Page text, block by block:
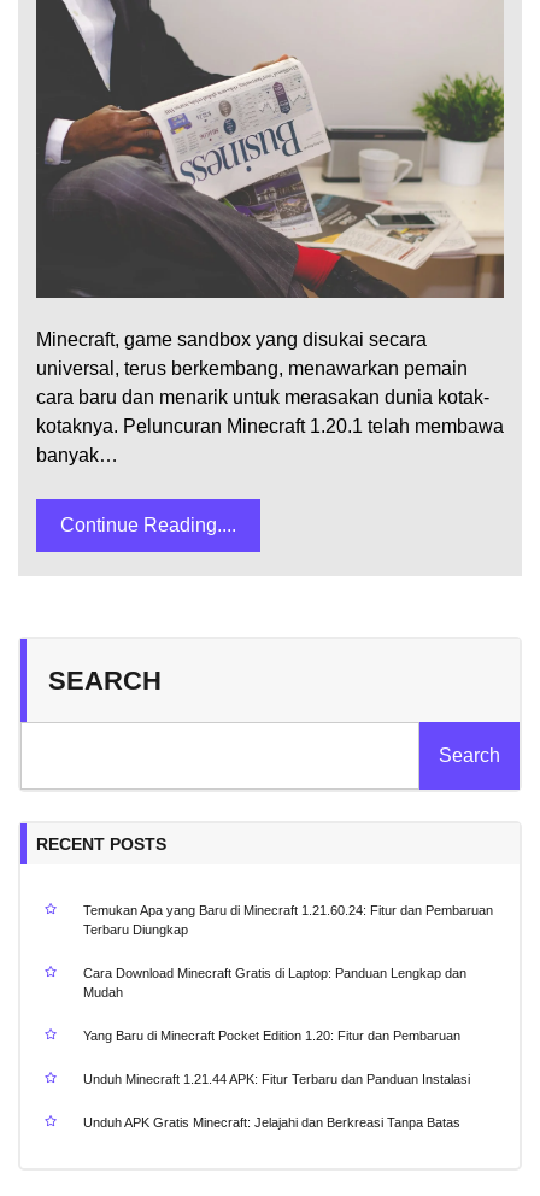
Minecraft, game sandbox yang disukai secara
universal, terus berkembang, menawarkan pemain
cara baru dan menarik untuk merasakan dunia kotak-
kotaknya. Peluncuran Minecraft 1.20.1 telah membawa
banyak…
Continue Reading....
SEARCH
Search
RECENT POSTS
Temukan Apa yang Baru di Minecraft 1.21.60.24: Fitur dan Pembaruan
Terbaru Diungkap
Cara Download Minecraft Gratis di Laptop: Panduan Lengkap dan
Mudah
Yang Baru di Minecraft Pocket Edition 1.20: Fitur dan Pembaruan
Unduh Minecraft 1.21.44 APK: Fitur Terbaru dan Panduan Instalasi
Unduh APK Gratis Minecraft: Jelajahi dan Berkreasi Tanpa Batas